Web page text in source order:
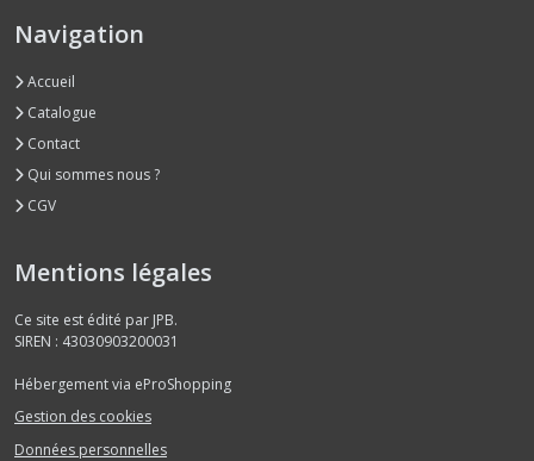
Navigation
Accueil
Catalogue
Contact
Qui sommes nous ?
CGV
Mentions légales
Ce site est édité par JPB.
SIREN : 43030903200031
Hébergement via eProShopping
Gestion des cookies
Données personnelles